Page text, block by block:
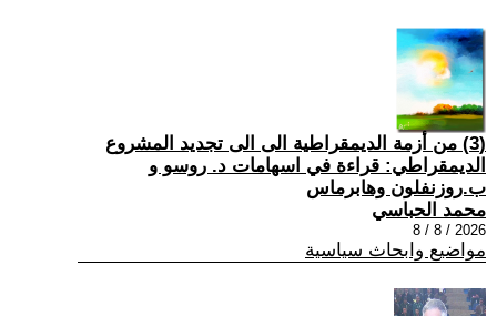
(3) من أزمة الديمقراطية الى الى تجديد المشروع
الديمقراطي: قراءة في اسهامات د. روسو و
ب.روزنفلون وهابرماس
محمد الحباسي
2026 / 8 / 8
مواضيع وابحاث سياسية